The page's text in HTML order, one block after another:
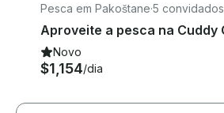
Pesca em Pakoštane·5 convidados
Novo
$1,154/dia